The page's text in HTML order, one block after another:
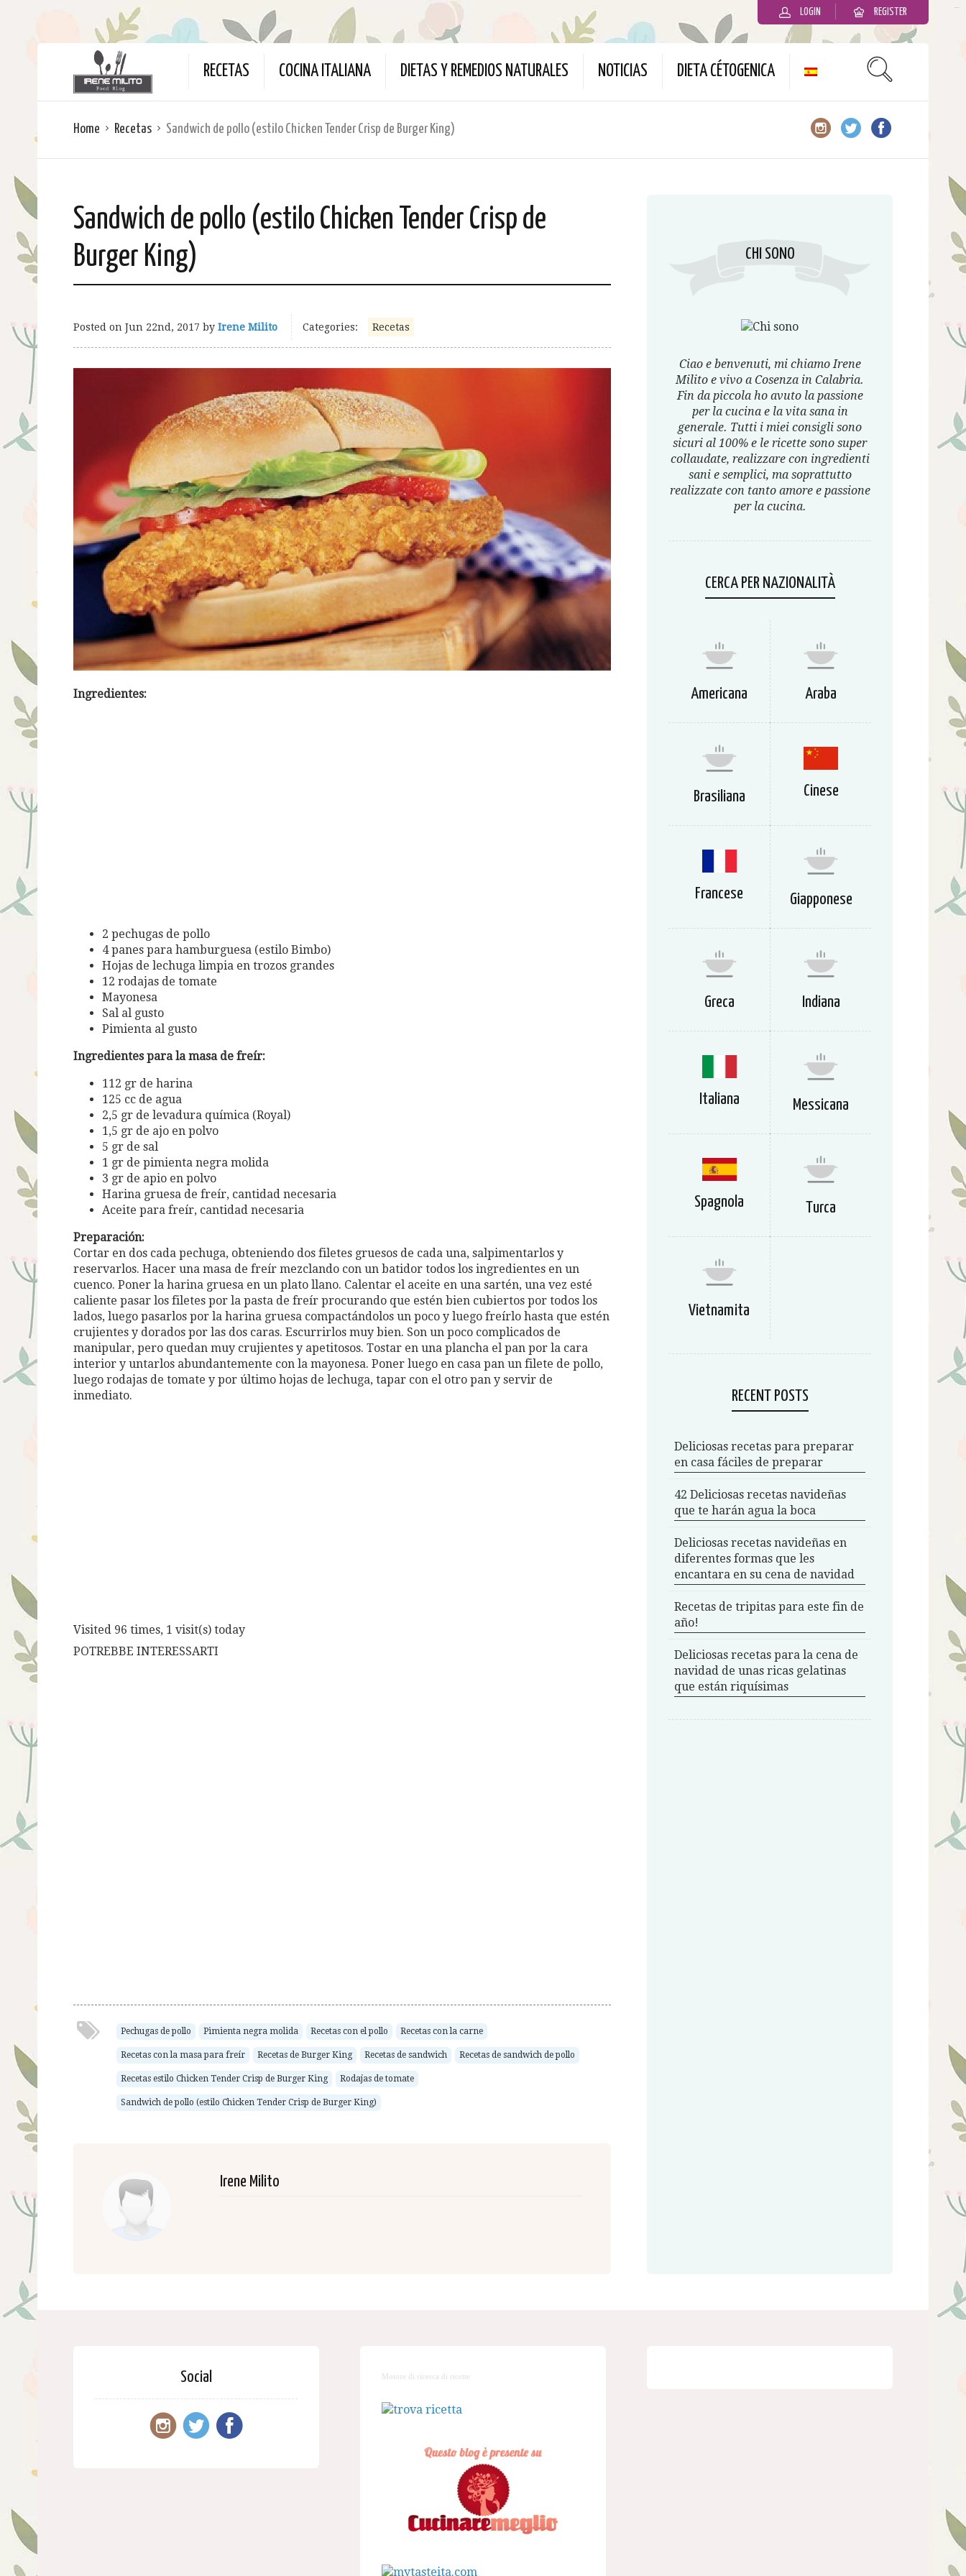
LOGIN REGISTER
RECETAS COCINA ITALIANA DIETAS Y REMEDIOS NATURALES NOTICIAS DIETA CÉTOGENICA
Home Recetas Sandwich de pollo (estilo Chicken Tender Crisp de Burger King)
Sandwich de pollo (estilo Chicken Tender Crisp de
Burger King)
Posted on Jun 22nd, 2017 by Irene Milito Categories: Recetas
Ingredientes:
2 pechugas de pollo
4 panes para hamburguesa (estilo Bimbo)
Hojas de lechuga limpia en trozos grandes
12 rodajas de tomate
Mayonesa
Sal al gusto
Pimienta al gusto
Ingredientes para la masa de freír:
112 gr de harina
125 cc de agua
2,5 gr de levadura química (Royal)
1,5 gr de ajo en polvo
5 gr de sal
1 gr de pimienta negra molida
3 gr de apio en polvo
Harina gruesa de freír, cantidad necesaria
Aceite para freír, cantidad necesaria
Preparación:
Cortar en dos cada pechuga, obteniendo dos filetes gruesos de cada una, salpimentarlos y
reservarlos. Hacer una masa de freír mezclando con un batidor todos los ingredientes en un
cuenco. Poner la harina gruesa en un plato llano. Calentar el aceite en una sartén, una vez esté
caliente pasar los filetes por la pasta de freír procurando que estén bien cubiertos por todos los
lados, luego pasarlos por la harina gruesa compactándolos un poco y luego freírlo hasta que estén
crujientes y dorados por las dos caras. Escurrirlos muy bien. Son un poco complicados de
manipular, pero quedan muy crujientes y apetitosos. Tostar en una plancha el pan por la cara
interior y untarlos abundantemente con la mayonesa. Poner luego en casa pan un filete de pollo,
luego rodajas de tomate y por último hojas de lechuga, tapar con el otro pan y servir de
inmediato.
Visited 96 times, 1 visit(s) today
POTREBBE INTERESSARTI
Pechugas de pollo Pimienta negra molida Recetas con el pollo Recetas con la carne
Recetas con la masa para freír Recetas de Burger King Recetas de sandwich Recetas de sandwich de pollo
Recetas estilo Chicken Tender Crisp de Burger King Rodajas de tomate
Sandwich de pollo (estilo Chicken Tender Crisp de Burger King)
Irene Milito
CHI SONO
Ciao e benvenuti, mi chiamo Irene
Milito e vivo a Cosenza in Calabria.
Fin da piccola ho avuto la passione
per la cucina e la vita sana in
generale. Tutti i miei consigli sono
sicuri al 100% e le ricette sono super
collaudate, realizzare con ingredienti
sani e semplici, ma soprattutto
realizzate con tanto amore e passione
per la cucina.
CERCA PER NAZIONALITÀ
Americana Araba
Brasiliana Cinese
Francese Giapponese
Greca Indiana
Italiana Messicana
Spagnola Turca
Vietnamita
RECENT POSTS
Deliciosas recetas para preparar
en casa fáciles de preparar
42 Deliciosas recetas navideñas
que te harán agua la boca
Deliciosas recetas navideñas en
diferentes formas que les
encantara en su cena de navidad
Recetas de tripitas para este fin de
año!
Deliciosas recetas para la cena de
navidad de unas ricas gelatinas
que están riquísimas
Social Motore di ricerca di ricette